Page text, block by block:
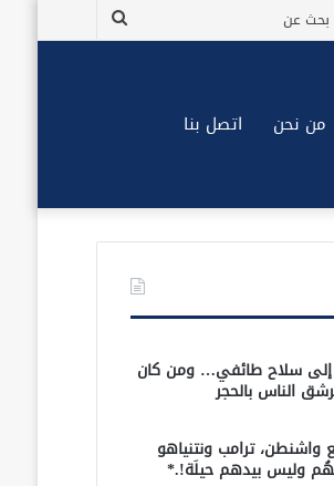
بحث
من نحن اتصل بنا
إلى سلاح طائفي… ومن كان
الناس بالحجر
ترامب ونتنياهو
وليس بيدهم حيلَة!.*